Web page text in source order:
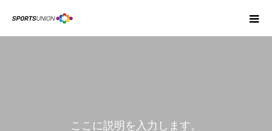
ここに説明を入力します。